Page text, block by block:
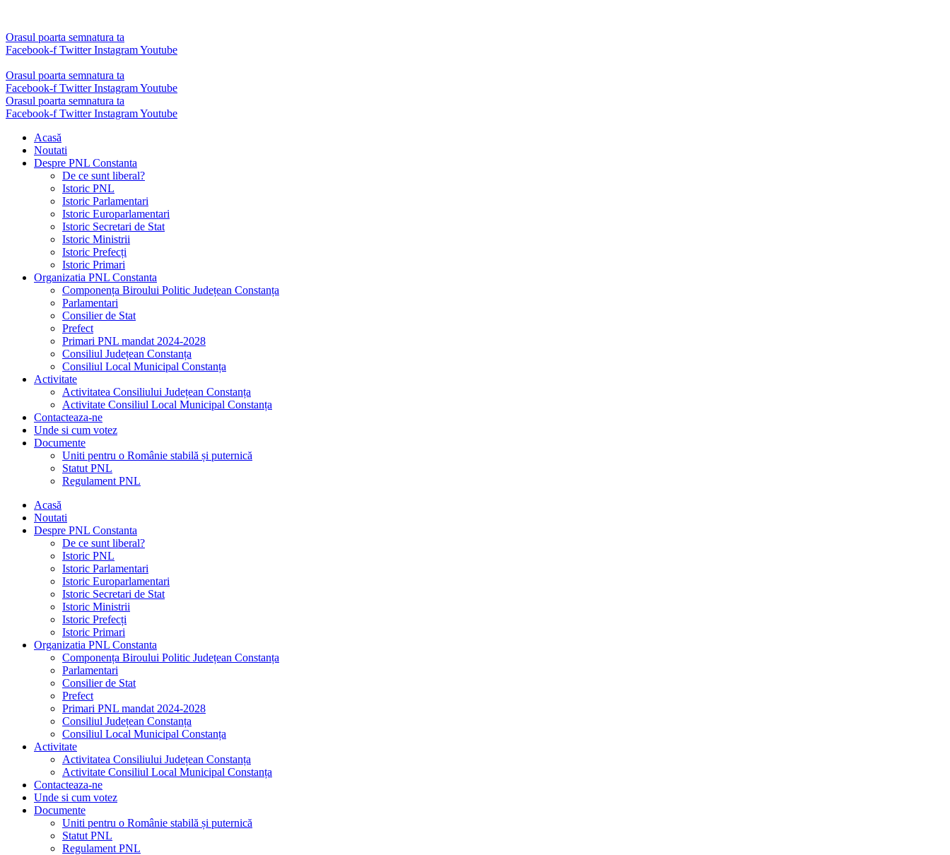
conținut
Orasul poarta semnatura ta
Facebook-f Twitter InstagramYoutube
Orasul poarta semnatura ta
Facebook-f Twitter InstagramYoutube
Orasul poarta semnatura ta
Facebook-f Twitter InstagramYoutube
Acasă
Noutati
Despre PNL Constanta
De ce sunt liberal?
Istoric PNL
Istoric Parlamentari
Istoric Europarlamentari
Istoric Secretari de Stat
Istoric Ministrii
Istoric Prefecți
Istoric Primari
Organizatia PNL Constanta
Componența Biroului Politic Județean Constanța
Parlamentari
Consilier de Stat
Prefect
Primari PNL mandat 2024-2028
Consiliul Județean Constanța
Consiliul Local Municipal Constanța
Activitate
Activitatea Consiliului Județean Constanța
Activitate Consiliul Local Municipal Constanța
Contacteaza-ne
Unde si cum votez
Documente
Uniti pentru o Românie stabilă și puternică
Statut PNL
Regulament PNL
Acasă
Noutati
Despre PNL Constanta
De ce sunt liberal?
Istoric PNL
Istoric Parlamentari
Istoric Europarlamentari
Istoric Secretari de Stat
Istoric Ministrii
Istoric Prefecți
Istoric Primari
Organizatia PNL Constanta
Componența Biroului Politic Județean Constanța
Parlamentari
Consilier de Stat
Prefect
Primari PNL mandat 2024-2028
Consiliul Județean Constanța
Consiliul Local Municipal Constanța
Activitate
Activitatea Consiliului Județean Constanța
Activitate Consiliul Local Municipal Constanța
Contacteaza-ne
Unde si cum votez
Documente
Uniti pentru o Românie stabilă și puternică
Statut PNL
Regulament PNL